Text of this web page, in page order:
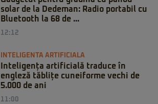
solar de la Dedeman: Radio portabil cu
Bluetooth la 68 de ...
12:12
INTELIGENTA ARTIFICIALA
Inteligența artificială traduce în
engleză tăblițe cuneiforme vechi de
5.000 de ani
11:00